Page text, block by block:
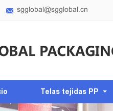
sgglobal@sgglobal.cn
Telas tejidas PP